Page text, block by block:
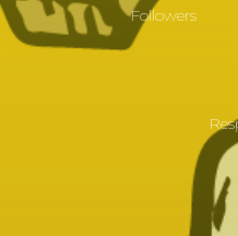
Followers